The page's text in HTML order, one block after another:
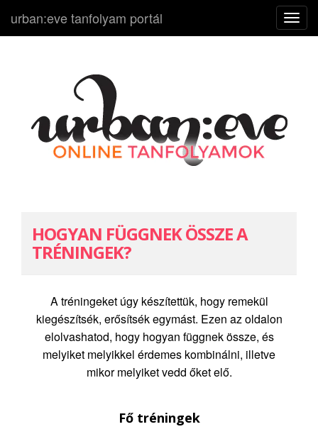
N
a
urban:eve tanfolyam portál
HOGYAN FÜGGNEK ÖSSZE A
TRÉNINGEK?
A tréningeket úgy készítettük, hogy remekül
kiegészítsék, erősítsék egymást. Ezen az oldalon
elolvashatod, hogy hogyan függnek össze, és
melyiket melyikkel érdemes kombinálni, illetve
mikor melyiket vedd őket elő.
Fő tréningek